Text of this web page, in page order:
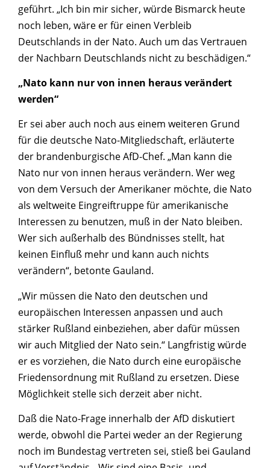
geführt. „Ich bin mir sicher, würde Bismarck heute
noch leben, wäre er für einen Verbleib
Deutschlands in der Nato. Auch um das Vertrauen
der Nachbarn Deutschlands nicht zu beschädigen.“
„Nato kann nur von innen heraus verändert
werden“
Er sei aber auch noch aus einem weiteren Grund
für die deutsche Nato-Mitgliedschaft, erläuterte
der brandenburgische AfD-Chef. „Man kann die
Nato nur von innen heraus verändern. Wer weg
von dem Versuch der Amerikaner möchte, die Nato
als weltweite Eingreiftruppe für amerikanische
Interessen zu benutzen, muß in der Nato bleiben.
Wer sich außerhalb des Bündnisses stellt, hat
keinen Einfluß mehr und kann auch nichts
verändern“, betonte Gauland.
„Wir müssen die Nato den deutschen und
europäischen Interessen anpassen und auch
stärker Rußland einbeziehen, aber dafür müssen
wir auch Mitglied der Nato sein.“ Langfristig würde
er es vorziehen, die Nato durch eine europäische
Friedensordnung mit Rußland zu ersetzen. Diese
Möglichkeit stelle sich derzeit aber nicht.
Daß die Nato-Frage innerhalb der AfD diskutiert
werde, obwohl die Partei weder an der Regierung
noch im Bundestag vertreten sei, stieß bei Gauland